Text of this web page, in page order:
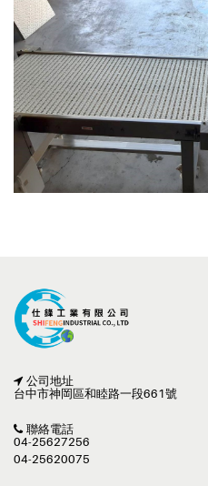
公司地址
台中市神岡區和睦路一段661號
聯絡電話
04-25627256
04-25620075